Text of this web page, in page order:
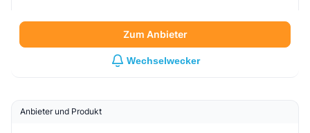
Zum Anbieter
Wechselwecker
Anbieter und Produkt